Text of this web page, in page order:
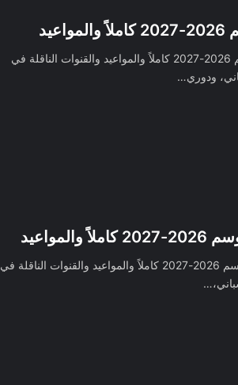
تعرف على جدول مباريات برشلونة موسم 2026-2027 كاملاً والمواعيد والقنوات الناقلة في
ودوري…
تعرف على جدول مباريات ريال مدريد موسم 2026-2027 كاملاً والمواعيد والقنوات الناقلة في